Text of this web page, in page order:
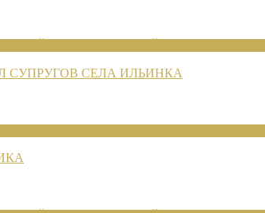
СУПРУГОВ СЕЛА ИЛЬИНКА